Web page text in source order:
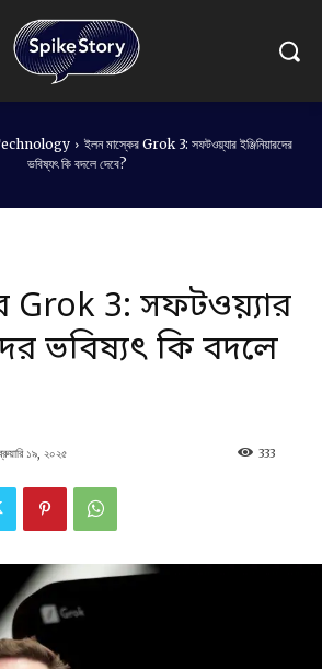
ইলন মাস্কের Grok 3: সফটওয়্যার ইঞ্জিনিয়ারদের
ভবিষ্যৎ কি বদলে দেবে?
Grok 3: সফটওয়্যার
ভবিষ্যৎ কি বদলে
১৯, ২০২৫ 333